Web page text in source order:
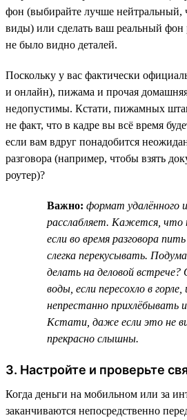
фон (выбирайте лучше нейтральный,
виды) или сделать ваш реальный
не было видно деталей.
Поскольку у вас фактически
и онлайн), пижама и прочая
недопустимы. Кстати, пижамных
не факт, что в кадре вы всё время
если вам вдруг понадобится
разговора (например, чтобы взять
роутер)?
Важно: формат удалённого
расслабляет. Кажется, что
если во время разговора
слегка перекусывать.
делать на деловой
воды, если пересохло в
непрестанно
Кстати, даже если это не
прекрасно слышны.
3. Настройте и проверьте
Когда деньги на мобильном или за
заканчиваются непосредственно